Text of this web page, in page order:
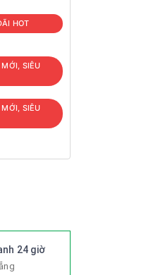
HOT
MỚI, SIÊU
MỚI, SIÊU
24 giờ